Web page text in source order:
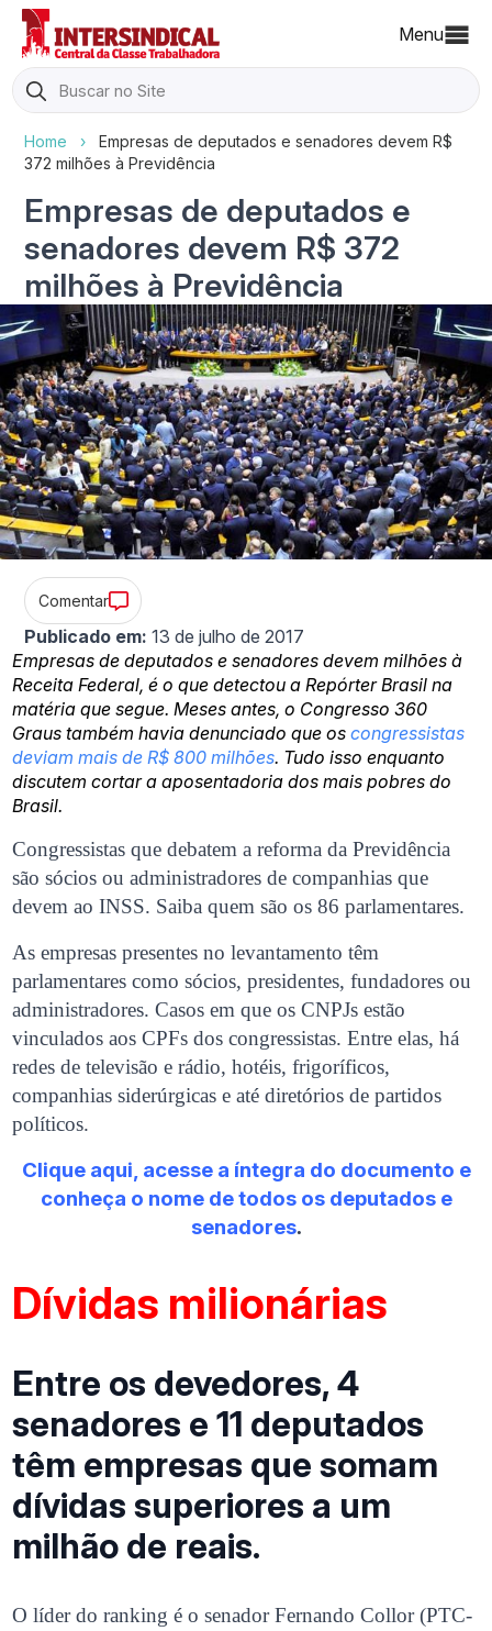
Menu
Search
for:
Home ›
Empresas de deputados e senadores devem R$
372 milhões à Previdência
Empresas de deputados e
senadores devem R$ 372
milhões à Previdência
Comentar
Publicado em: 13 de julho de 2017
Empresas de deputados e senadores devem milhões à
Receita Federal, é o que detectou a Repórter Brasil na
matéria que segue. Meses antes, o Congresso 360
Graus também havia denunciado que oscongressistas
deviam mais de R$ 800 milhões. Tudo isso enquanto
discutem cortar a aposentadoria dos mais pobres do
Brasil.
Congressistas que debatem a reforma da Previdência
são sócios ou administradores de companhias que
devem ao INSS. Saiba quem são os 86 parlamentares.
As empresas presentes no levantamento têm
parlamentares como sócios, presidentes, fundadores ou
administradores. Casos em que os CNPJs estão
vinculados aos CPFs dos congressistas. Entre elas, há
redes de televisão e rádio, hotéis, frigoríficos,
companhias siderúrgicas e até diretórios de partidos
políticos.
Clique aqui, acesse a íntegra do documento e
conheça o nome de todos os deputados e
senadores.
Dívidas milionárias
Entre os devedores, 4
senadores e 11 deputados
têm empresas que somam
dívidas superiores a um
milhão de reais.
O líder do ranking é o senador Fernando Collor (PTC-